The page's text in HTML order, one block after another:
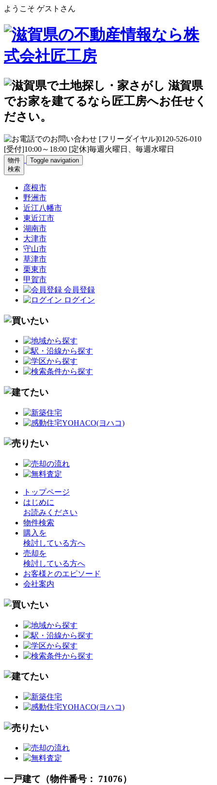
ようこそ ゲストさん
物件
検索
Toggle navigation
彦根市
野洲市
近江八幡市
東近江市
湖南市
大津市
守山市
草津市
栗東市
甲賀市
会員登録
ログイン
トップページ
はじめに
お読みください
物件検索
購入を
検討している方へ
売却を
検討している方へ
お客様とのエピソード
会社案内
一戸建て（物件番号： 71076）